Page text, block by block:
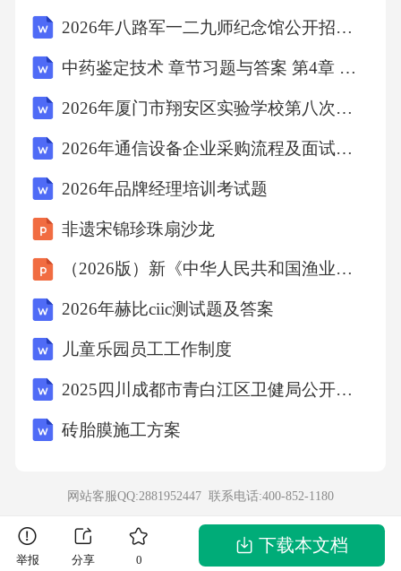
信息需经批准；-统一口径，避免多头发布；-关
注舆情，及时回应关切。24.在应对突发事件
时，应急值守人员如何协调跨部门资源？答
案：-根据事件性质，确定牵头部门；-逐级上
报，争取上级支持；-保持与相关部门沟通，确
保信息同步；-协调应急物资、人员等资源；-记
录协调过程，便于后续复盘。25.简述应急值守
人员如何提升自身应急处置能力？答案：-定期
练，积累实战经验；-加强跨部门交流，了解其
他领域知识；-提升沟通协调能力，确保信息畅
通；-关注行业动态，学习最新技术手段。五、
论述题（每题10分，共2题）26.结合实际，论述
确高效；-协调枢纽：负责协调跨部门资源，整
2026年八路军一二九师纪念馆公开招聘劳务派遣人员备考题库及答案详解参考
中药鉴定技术 章节习题与答案 第4章 皮类中药 目标测验与答案
2026年厦门市翔安区实验学校第八次公开招聘非在编合同教师备考题库及答案详解1套
2026年通信设备企业采购流程及面试题集
2026年品牌经理培训考试题
非遗宋锦珍珠扇沙龙
（2026版）新《中华人民共和国渔业法》核心要点解读培训
2026年赫比ciic测试题及答案
儿童乐园员工工作制度
2025四川成都市青白江区卫健局公开招募医疗卫生辅助岗人员48人笔试历年典型考题及考点剖析附带答案详解试卷2套
砖胎膜施工方案
网站客服QQ:2881952447 联系电话:400-852-1180
举报 分享 0
下载本文档